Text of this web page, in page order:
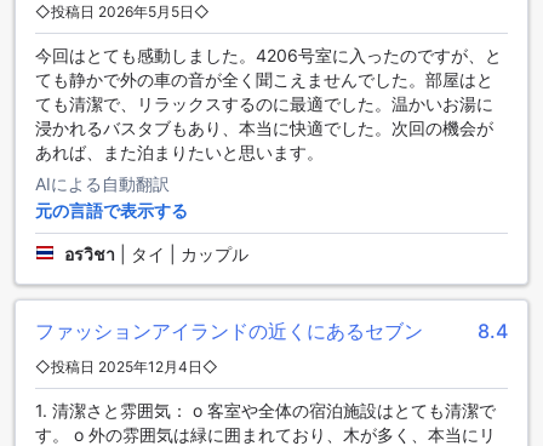
が、このホテルの素晴らしいロケーションや清潔さなど、他
の評価項目が高い点から、お客様は満足されていることが伺
えます。
快適な客室設備でくつろぎのひとときを
シンシリ リゾート【SHA Plus+認定】では、快適な滞在をお
約束するために、充実した客室設備をご用意しています。ま
ずは、エアコンが完備されており、バンコクの暑い気候から
の逃避場所として最適です。また、テレビも完備されてお
り、ゆったりとした時間を過ごすことができます。衛星/ケー
ブルテレビも備えられており、多種多様なチャンネルを楽し
むことができます。さらに、冷蔵庫も完備されており、飲み
物やおやつを手軽に保存できます。シンシリ リゾート【SHA
Plus+認定】の客室は、快適さと便利さを兼ね備えた設備で、
くつろぎのひとときをお過ごしいただけます。
シンシリ リゾート【SHA Plus+認定】のダイニング施設
◇投稿日 2026年5月5日◇
今回はとても感動しました。4206号室に入ったのですが、と
ても静かで外の車の音が全く聞こえませんでした。部屋はと
ても清潔で、リラックスするのに最適でした。温かいお湯に
浸かれるバスタブもあり、本当に快適でした。次回の機会が
あれば、また泊まりたいと思います。
AIによる自動翻訳
元の言語で表示する
อรวิชา タイ | カップル
ファッションアイランドの近くにあるセブン 8.4
◇投稿日 2025年12月4日◇
1. 清潔さと雰囲気： o 客室や全体の宿泊施設はとても清潔で
す。 o 外の雰囲気は緑に囲まれており、木が多く、本当にリ